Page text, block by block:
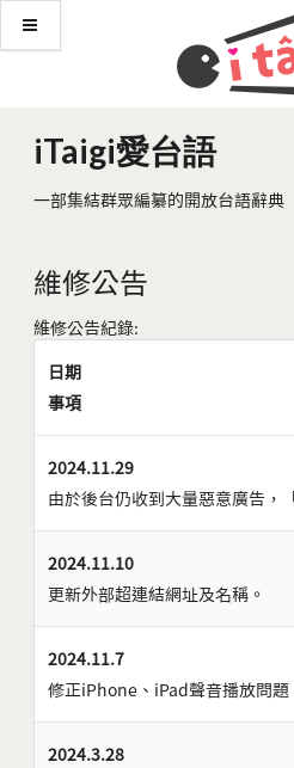
iTaigi愛台語
一部集結群眾編纂的開放台語辭典
維修公告
維修公告紀錄:
日期
事項
2024.11.29
由於後台仍收到大量惡意廣告，
2024.11.10
更新外部超連結網址及名稱。
2024.11.7
修正iPhone、iPad聲音播放問題
2024.3.28